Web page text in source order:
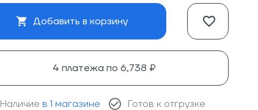
Добавить в корзину
4 платежа по 6,738 ₽
Наличие в 1 магазине
Готов к отгрузке